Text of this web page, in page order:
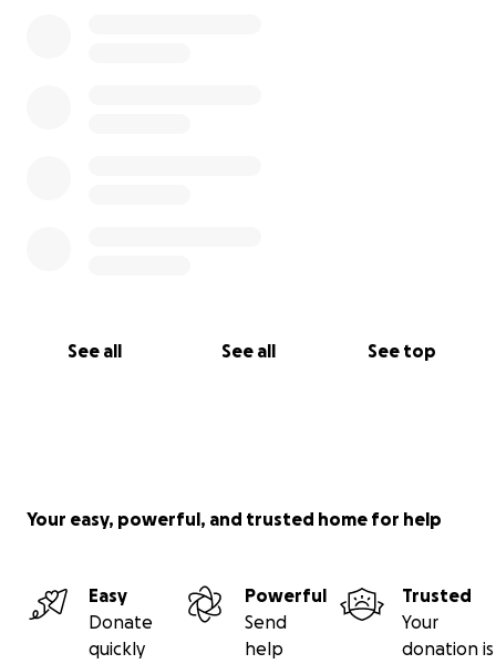
See all See all See top
Your easy, powerful, and trusted home for help
Easy
Donate
quickly
Powerful
Send
help
Trusted
Your
donation is